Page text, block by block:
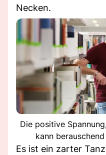
Necken.
Die positive
kann
Es ist ein zarter